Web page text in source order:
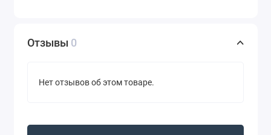
Отзывы 0
Нет отзывов об этом товаре.